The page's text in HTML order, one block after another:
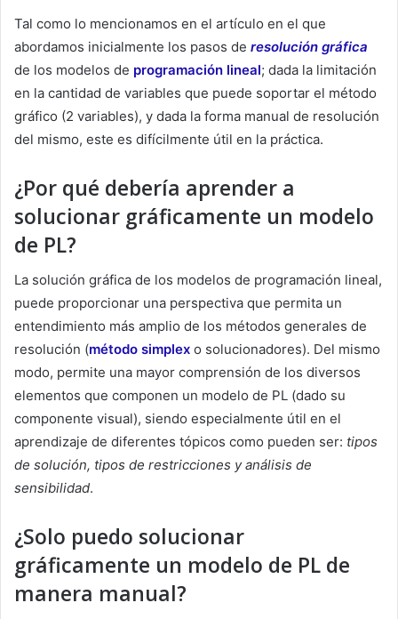
Tal como lo mencionamos en el artículo en el que
abordamos inicialmente los pasos de resolución gráfica
de los modelos de programación lineal; dada la limitación
en la cantidad de variables que puede soportar el método
gráfico (2 variables), y dada la forma manual de resolución
del mismo, este es difícilmente útil en la práctica.
¿Por qué debería aprender a
solucionar gráficamente un modelo
de PL?
La solución gráfica de los modelos de programación lineal,
puede proporcionar una perspectiva que permita un
entendimiento más amplio de los métodos generales de
resolución (método simplex o solucionadores). Del mismo
modo, permite una mayor comprensión de los diversos
elementos que componen un modelo de PL (dado su
componente visual), siendo especialmente útil en el
aprendizaje de diferentes tópicos como pueden ser: tipos
de solución, tipos de restricciones y análisis de
sensibilidad.
¿Solo puedo solucionar
gráficamente un modelo de PL de
manera manual?